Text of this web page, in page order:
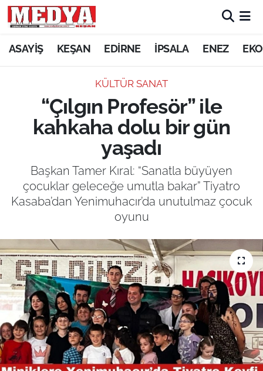
ASAYİŞ KEŞAN EDİRNE İPSALA ENEZ
KÜLTÜR SANAT
“Çılgın Profesör” ile
kahkaha dolu bir gün
yaşadı
Başkan Tamer Kıral: “Sanatla büyüyen
çocuklar geleceğe umutla bakar” Tiyatro
Kasaba’dan Yenimuhacır’da unutulmaz çocuk
oyunu
KEŞAN
ASAYİŞ
SİYASET
GÜNDEM
EKONOMİ
EĞİTİM
TARIM VE HAYVANCILIK
KÜLTÜR SANAT
RESMİ İLAN